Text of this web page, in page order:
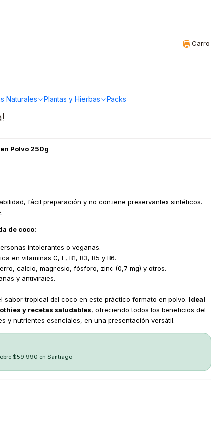
Carro
Naturales Plantas y Hierbas Packs
Polvo 250g
fácil preparación y no contiene preservantes sintéticos.
de coco:
intolerantes o veganas.
en vitaminas C, E, B1, B3, B5 y B6.
calcio, magnesio, fósforo, zinc (0,7 mg) y otros.
y antivirales.
sabor tropical del coco en este práctico formato en polvo. Ideal
y recetas saludables, ofreciendo todos los beneficios del
y nutrientes esenciales, en una presentación versátil.
$59.990 en Santiago